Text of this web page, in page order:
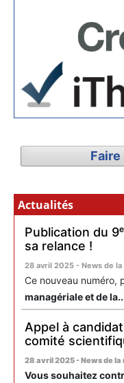
Actualités
Publication du
sa relance !
28 avril 2025 - News de la
Ce nouveau numéro,
managériale et de
Appel à
comité
28 avril 2025 - News de la
Vous souhaitez